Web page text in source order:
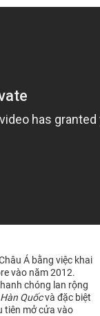
Á bằng việc khai
vào năm 2012.
chóng lan rộng
Quốcvà đặc biệt
tiên mở cửa vào